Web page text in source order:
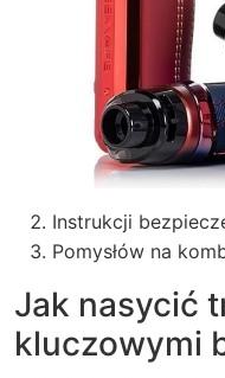
Instrukcji
Pomysłów na
Jak nasycić
kluczowymi